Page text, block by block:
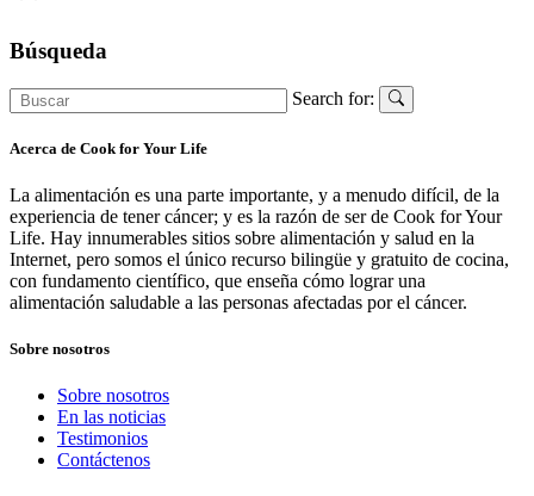
Búsqueda
Search for:
Acerca de Cook for Your Life
La alimentación es una parte importante, y a menudo difícil, de la
experiencia de tener cáncer; y es la razón de ser de Cook for Your
Life. Hay innumerables sitios sobre alimentación y salud en la
Internet, pero somos el único recurso bilingüe y gratuito de cocina,
con fundamento científico, que enseña cómo lograr una
alimentación saludable a las personas afectadas por el cáncer.
Sobre nosotros
Sobre nosotros
En las noticias
Testimonios
Contáctenos